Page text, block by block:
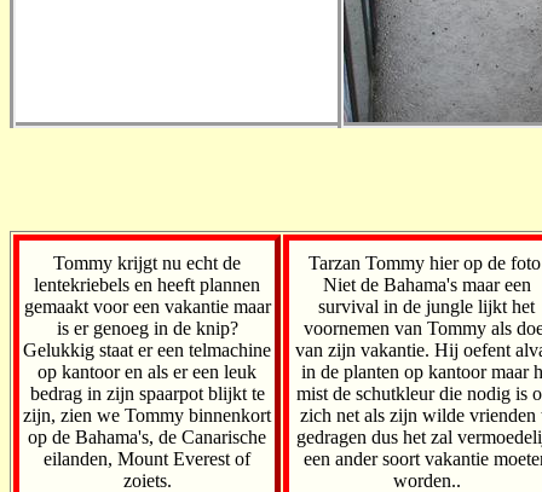
Tommy krijgt nu echt de
lentekriebels en heeft plannen
gemaakt voor een vakantie maar
is er genoeg in de knip?
Gelukkig staat er een telmachine
op kantoor en als er een leuk
bedrag in zijn spaarpot blijkt te
zijn, zien we Tommy binnenkort
op de Bahama's, de Canarische
eilanden, Mount Everest of
zoiets.
Tarzan Tommy hier op de
Niet de Bahama's maar een
survival in de jungle lijkt het
voornemen van Tommy als
van zijn vakantie. Hij oefent
in de planten op kantoor maar
mist de schutkleur die nodig is
zich net als zijn wilde vrienden
gedragen dus het zal
een ander soort vakantie
worden..